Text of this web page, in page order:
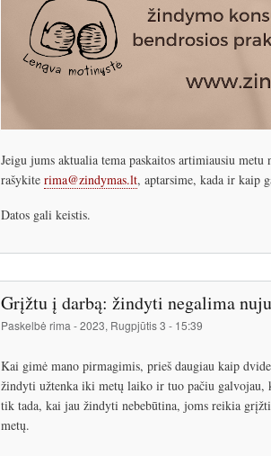
Jeigu jums aktualia tema paskaitos artimiausiu
rašykite rima@zindymas.lt, aptarsime, kada ir kaip
Datos gali keistis.
Grįžtu į darbą: žindyti negalima
Paskelbė rima-2023, Rugpjūtis 3 - 15:39
Kai gimė mano pirmagimis, prieš daugiau kaip
žindyti užtenka iki metų laiko ir tuo pačiu galvojau,
tik tada, kai jau žindyti nebebūtina, joms reikia
metų.